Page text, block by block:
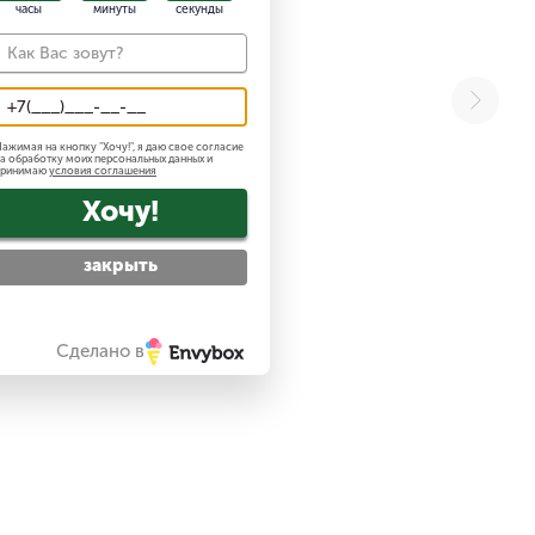
часы минуты секунды
на кнопку "Хочу!", я даю свое согласие
обработку моих персональных данных и
условия соглашения
Хочу!
закрыть
Сделано в